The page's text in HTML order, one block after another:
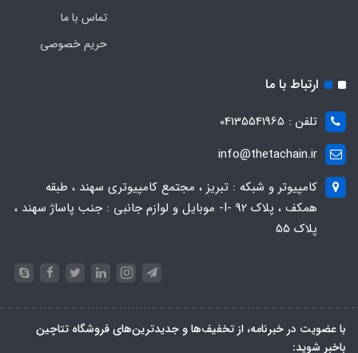
تماس با ما
حریم خصوصی
ارتباط با ما
تلفن : 04135541965
info@thetachain.ir
کامپیوتر و شبکه : تبریز ، مجتمع کامپیوتری سهند ، طبقه
همکف ، پلاک 92 -I- موبایل و لوازم جانبی : جنب پاساژ سهند ،
پلاک 55
با عضویت در خبرنامه، از تخفیف‌ها و جدیدترین‌های فروشگاه تتاچین
باخبر شوید: